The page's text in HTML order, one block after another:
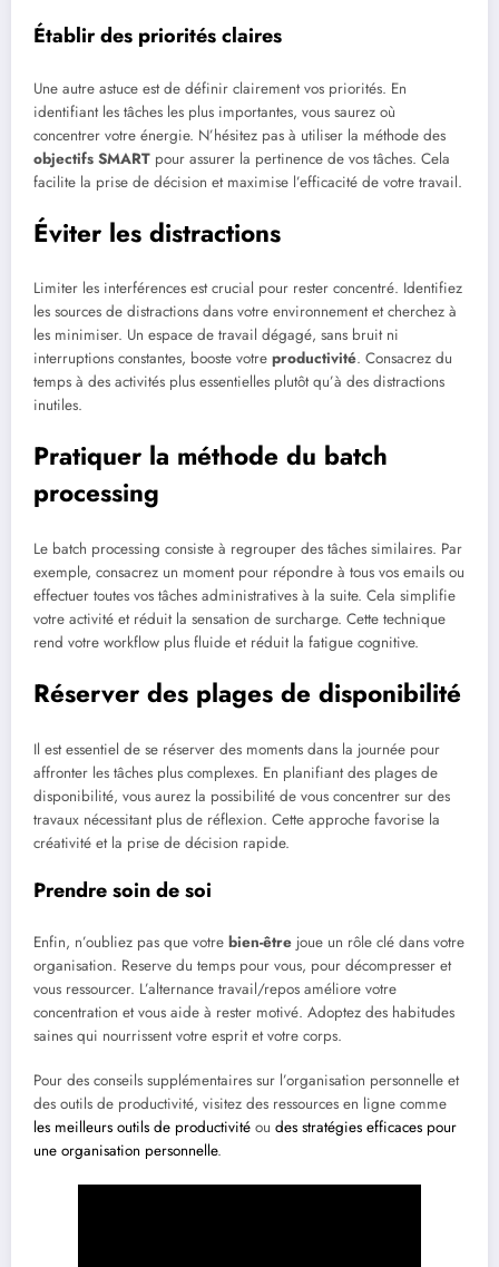
Établir des priorités claires
Une autre astuce est de définir clairement vos priorités. En
identifiant les tâches les plus importantes, vous saurez où
concentrer votre énergie. N’hésitez pas à utiliser la méthode des
objectifs SMART pour assurer la pertinence de vos tâches. Cela
facilite la prise de décision et maximise l’efficacité de votre travail.
Éviter les distractions
Limiter les interférences est crucial pour rester concentré. Identifiez
les sources de distractions dans votre environnement et cherchez à
les minimiser. Un espace de travail dégagé, sans bruit ni
interruptions constantes, booste votre productivité. Consacrez du
temps à des activités plus essentielles plutôt qu’à des distractions
inutiles.
Pratiquer la méthode du batch
processing
Le batch processing consiste à regrouper des tâches similaires. Par
exemple, consacrez un moment pour répondre à tous vos emails ou
effectuer toutes vos tâches administratives à la suite. Cela simplifie
votre activité et réduit la sensation de surcharge. Cette technique
rend votre workflow plus fluide et réduit la fatigue cognitive.
Réserver des plages de disponibilité
Il est essentiel de se réserver des moments dans la journée pour
affronter les tâches plus complexes. En planifiant des plages de
disponibilité, vous aurez la possibilité de vous concentrer sur des
travaux nécessitant plus de réflexion. Cette approche favorise la
créativité et la prise de décision rapide.
Prendre soin de soi
Enfin, n’oubliez pas que votre bien-être joue un rôle clé dans votre
organisation. Reserve du temps pour vous, pour décompresser et
vous ressourcer. L’alternance travail/repos améliore votre
concentration et vous aide à rester motivé. Adoptez des habitudes
saines qui nourrissent votre esprit et votre corps.
Pour des conseils supplémentaires sur l’organisation personnelle et
des outils de productivité, visitez des ressources en ligne comme
les meilleurs outils de productivité ou des stratégies efficaces pour
une organisation personnelle.